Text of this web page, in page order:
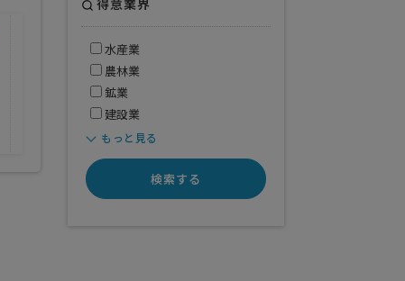
全般
得意業界
水産業
農林業
鉱業
建設業
もっと見る
検索する